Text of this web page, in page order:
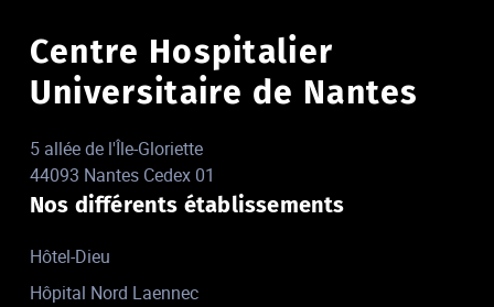
Centre Hospitalier
Universitaire de Nantes
5 allée de l'Île-Gloriette
44093 Nantes Cedex 01
Nos différents établissements
Hôtel-Dieu
Hôpital Nord Laennec